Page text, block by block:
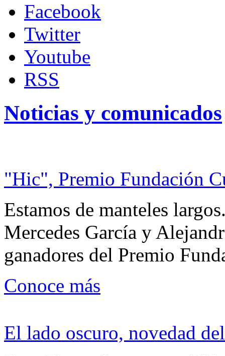
Facebook
Twitter
Youtube
RSS
Noticias y comunicados
"Hic", Premio Fundación
Estamos de manteles
Mercedes García y
ganadores del Premio
Conoce más
El lado oscuro, novedad